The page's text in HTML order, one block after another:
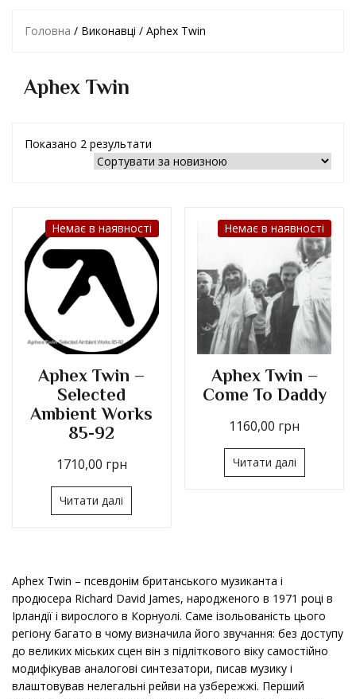
Головна / Виконавці / Aphex Twin
Aphex Twin
Показано 2 результати
Немає в наявності
Aphex Twin –
Selected
Ambient Works
85-92
1710,00 грн
Читати далі
Немає в наявності
Aphex Twin –
Come To Daddy
1160,00 грн
Читати далі
Aphex Twin – псевдонім британського музиканта і
продюсера Richard David James, народженого в 1971 році в
Ірландії і вирослого в Корнуолі. Саме ізольованість цього
регіону багато в чому визначила його звучання: без доступу
до великих міських сцен він з підліткового віку самостійно
модифікував аналогові синтезатори, писав музику і
влаштовував нелегальні рейви на узбережжі. Перший